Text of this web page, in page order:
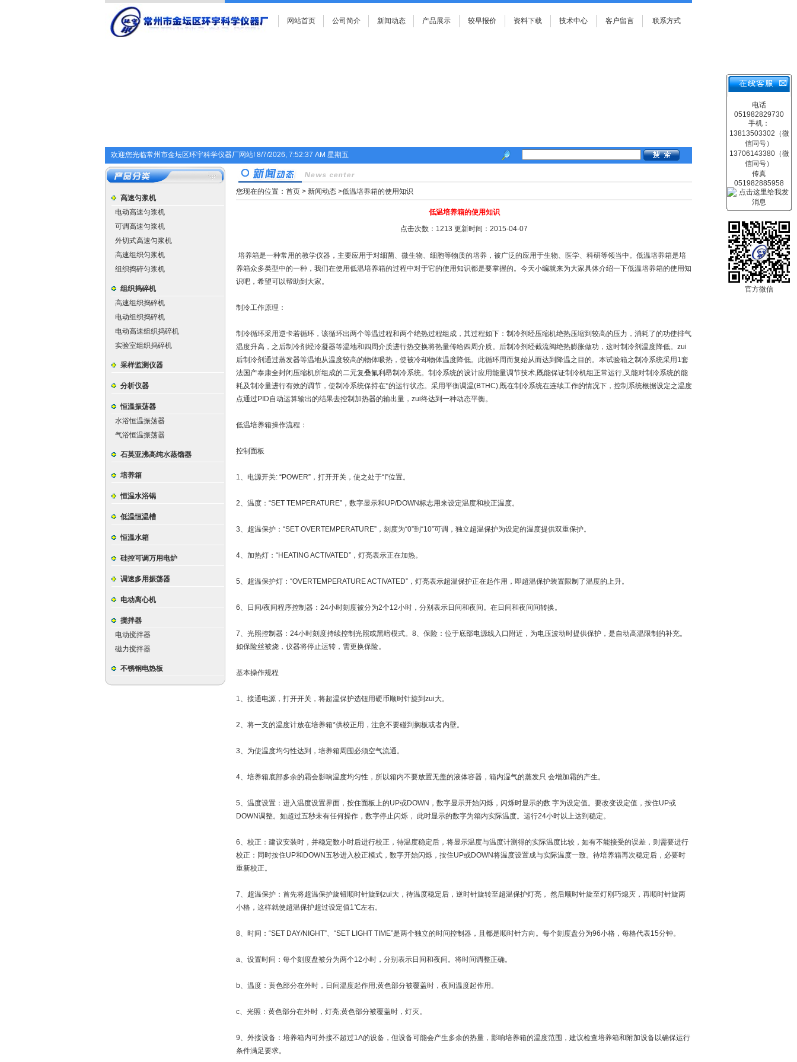
网站首页 公司简介 新闻动态 产品展示 较早报价 资料下载 技术中心 客户留言 联系方式
欢迎您光临常州市金坛区环宇科学仪器厂网站! 8/7/2026, 7:52:37 AM 星期五
高速匀浆机
电动高速匀浆机
可调高速匀浆机
外切式高速匀浆机
高速组织匀浆机
组织捣碎匀浆机
组织捣碎机
高速组织捣碎机
电动组织捣碎机
电动高速组织捣碎机
实验室组织捣碎机
采样监测仪器
分析仪器
恒温振荡器
水浴恒温振荡器
气浴恒温振荡器
石英亚沸高纯水蒸馏器
培养箱
恒温水浴锅
低温恒温槽
恒温水箱
硅控可调万用电炉
调速多用振荡器
电动离心机
搅拌器
电动搅拌器
磁力搅拌器
不锈钢电热板
您现在的位置： 首页 > 新闻动态 >低温培养箱的使用知识
低温培养箱的使用知识
点击次数：1213 更新时间：2015-04-07
培养箱是一种常用的教学仪器，主要应用于对细菌、微生物、细胞等物质的培养，被广泛的应用于生物、医学、科研等领当中。低温培养箱是培
养箱众多类型中的一种，我们在使用低温培养箱的过程中对于它的使用知识都是要掌握的。今天小编就来为大家具体介绍一下低温培养箱的使用知
识吧，希望可以帮助到大家。
制冷工作原理：
制冷循环采用逆卡若循环，该循环出两个等温过程和两个绝热过程组成，其过程如下：制冷剂经压缩机绝热压缩到较高的压力，消耗了的功使排气
温度升高，之后制冷剂经冷凝器等温地和四周介质进行热交换将热量传给四周介质。后制冷剂经截流阀绝热膨胀做功，这时制冷剂温度降低。zui
后制冷剂通过蒸发器等温地从温度较高的物体吸热，使被冷却物体温度降低。此循环周而复始从而达到降温之目的。本试验箱之制冷系统采用1套
法国产泰康全封闭压缩机所组成的二元复叠氟利昂制冷系统。制冷系统的设计应用能量调节技术,既能保证制冷机组正常运行,又能对制冷系统的能
耗及制冷量进行有效的调节，使制冷系统保持在*的运行状态。采用平衡调温(BTHC),既在制冷系统在连续工作的情况下，控制系统根据设定之温度
点通过PID自动运算输出的结果去控制加热器的输出量，zui终达到一种动态平衡。
低温培养箱操作流程：
控制面板
1、电源开关: “POWER”，打开开关，使之处于“I”位置。
2、温度：“SET TEMPERATURE”，数字显示和UP/DOWN标志用来设定温度和校正温度。
3、超温保护：“SET OVERTEMPERATURE”，刻度为“0”到“10”可调，独立超温保护为设定的温度提供双重保护。
4、加热灯：“HEATING ACTIVATED”，灯亮表示正在加热。
5、超温保护灯：“OVERTEMPERATURE ACTIVATED”，灯亮表示超温保护正在起作用，即超温保护装置限制了温度的上升。
6、日间/夜间程序控制器：24小时刻度被分为2个12小时，分别表示日间和夜间。在日间和夜间间转换。
7、光照控制器：24小时刻度持续控制光照或黑暗模式。8、保险：位于底部电源线入口附近，为电压波动时提供保护，是自动高温限制的补充。
如保险丝被烧，仪器将停止运转，需更换保险。
基本操作规程
1、接通电源，打开开关，将超温保护选钮用硬币顺时针旋到zui大。
2、将一支的温度计放在培养箱*供校正用，注意不要碰到搁板或者内壁。
3、为使温度均匀性达到，培养箱周围必须空气流通。
4、培养箱底部多余的霜会影响温度均匀性，所以箱内不要放置无盖的液体容器，箱内湿气的蒸发只 会增加霜的产生。
5、温度设置：进入温度设置界面，按住面板上的UP或DOWN，数字显示开始闪烁，闪烁时显示的数 字为设定值。要改变设定值，按住UP或
DOWN调整。如超过五秒未有任何操作，数字停止闪烁， 此时显示的数字为箱内实际温度。运行24小时以上达到稳定。
6、校正：建议安装时，并稳定数小时后进行校正，待温度稳定后，将显示温度与温度计测得的实际温度比较，如有不能接受的误差，则需要进行
校正：同时按住UP和DOWN五秒进入校正模式，数字开始闪烁，按住UP或DOWN将温度设置成与实际温度一致。待培养箱再次稳定后，必要时
重新校正。
7、超温保护：首先将超温保护旋钮顺时针旋到zui大，待温度稳定后，逆时针旋转至超温保护灯亮， 然后顺时针旋至灯刚巧熄灭，再顺时针旋两
小格，这样就使超温保护超过设定值1℃左右。
8、时间：“SET DAY/NIGHT”、“SET LIGHT TIME”是两个独立的时间控制器，且都是顺时针方向。每个刻度盘分为96小格，每格代表15分钟。
a、设置时间：每个刻度盘被分为两个12小时，分别表示日间和夜间。将时间调整正确。
b、温度：黄色部分在外时，日间温度起作用;黄色部分被覆盖时，夜间温度起作用。
c、光照：黄色部分在外时，灯亮;黄色部分被覆盖时，灯灭。
9、外接设备：培养箱内可外接不超过1A的设备，但设备可能会产生多余的热量，影响培养箱的温度范围，建议检查培养箱和附加设备以确保运行
条件满足要求。
电话
051982829730
手机：
13813503302（微
信同号）
13706143380（微
信同号）
传真
051982885958
官方微信